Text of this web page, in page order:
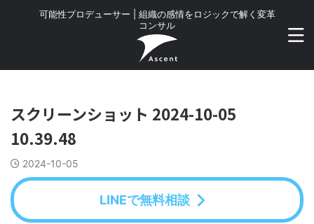
可能性プロデューサー | 組織の感情をロジックで解く変革
コンサル
スクリーンショット 2024-10-05
10.39.48
2024-10-05
LINEで無料相談